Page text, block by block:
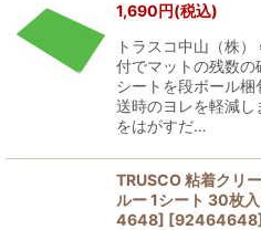
1,690円(税込)
トラスコ中山（株
付でマットの残数
シートを段ボール
送時のヨレを軽減し
をはがすだ…
TRUSCO 粘着クリ
ルー 1シート 30枚
4648] [92464648